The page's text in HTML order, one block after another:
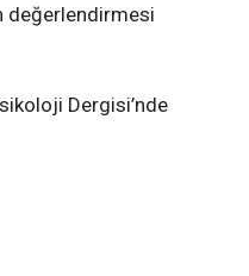
değerlendirmesi
Dergisi’nde